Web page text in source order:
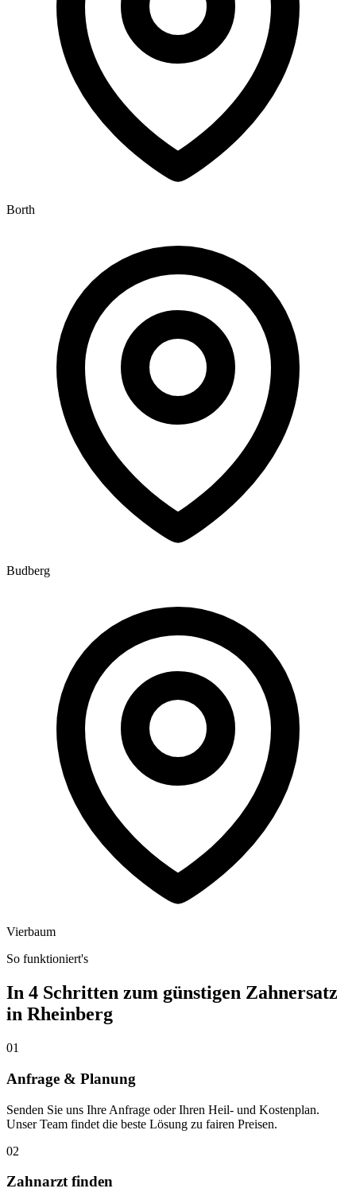
Borth
Budberg
Vierbaum
So funktioniert's
In 4 Schritten zum günstigen Zahnersatz
in Rheinberg
01
Anfrage & Planung
Senden Sie uns Ihre Anfrage oder Ihren Heil- und Kostenplan.
Unser Team findet die beste Lösung zu fairen Preisen.
02
Zahnarzt finden